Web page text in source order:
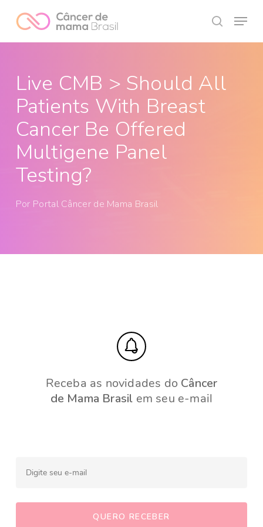
main
Menu
Live CMB > Should All
Patients With Breast
Cancer Be Offered
Multigene Panel
Testing?
Por Portal Câncer de Mama Brasil
Receba as novidades do Câncer
de Mama Brasil em seu e-mail